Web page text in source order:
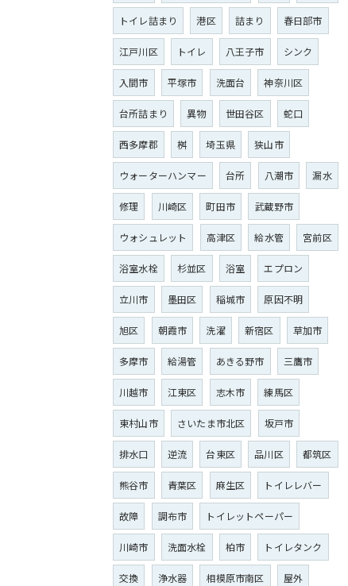
トイレ詰まり 港区 詰まり 春日部市
江戸川区 トイレ 八王子市 シンク
入間市 平塚市 洗面台 神奈川区
台所詰まり 異物 世田谷区 蛇口
西多摩郡 桝 埼玉県 狭山市
ウォーターハンマー 台所 八潮市 漏水
修理 川崎区 町田市 武蔵野市
ウォシュレット 高津区 給水管 宮前区
浴室水栓 杉並区 浴室 エプロン
立川市 墨田区 稲城市 原因不明
旭区 朝霞市 洗濯 新宿区 草加市
多摩市 給湯管 あきる野市 三鷹市
川越市 江東区 志木市 練馬区
東村山市 さいたま市北区 坂戸市
排水口 逆流 台東区 品川区 都筑区
熊谷市 青葉区 麻生区 トイレレバー
故障 調布市 トイレットペーパー
川崎市 洗面水栓 柏市 トイレタンク
交換 浄水器 相模原市南区 屋外